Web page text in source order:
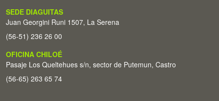
SEDE DIAGUITAS
Juan Georgini Runi 1507, La Serena
(56-51) 236 26 00
OFICINA CHILOÉ
Pasaje Los Queltehues s/n, sector de Putemun, Castro
(56-65) 263 65 74